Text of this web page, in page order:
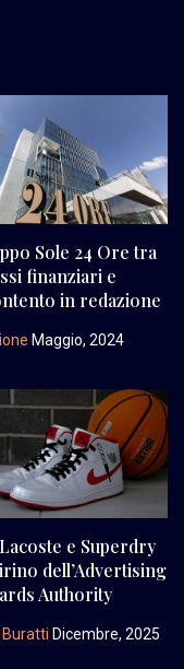
Sole 24 Ore tra
finanziari e
in redazione
Maggio, 2024
e Superdry
dell’Advertising
Authority
Buratti Dicembre, 2025